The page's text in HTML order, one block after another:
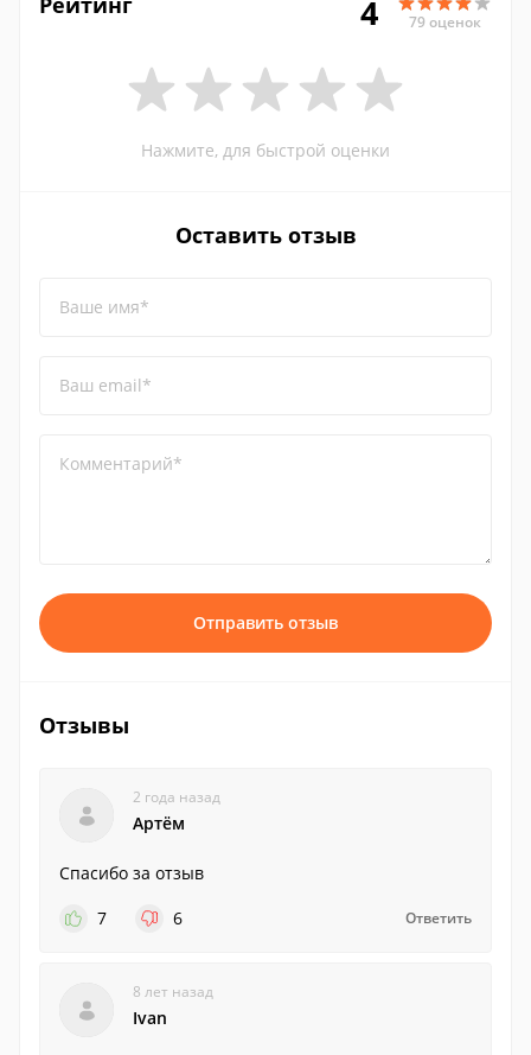
4 79 оценок
Нажмите, для быстрой оценки
Оставить отзыв
Ваше имя*
Ваш email*
Комментарий*
Отправить отзыв
Отзывы
2 года назад
Артём
Спасибо за отзыв
7
6 Ответить
8 лет назад
Ivan